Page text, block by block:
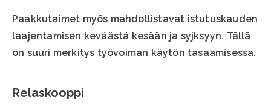
Paakkutaimet myös mahdollistavat istutuskauden
laajentamisen keväästä kesään ja syjksyyn. Tällä
on suuri merkitys työvoiman käytön tasaamisessa.
Relaskooppi